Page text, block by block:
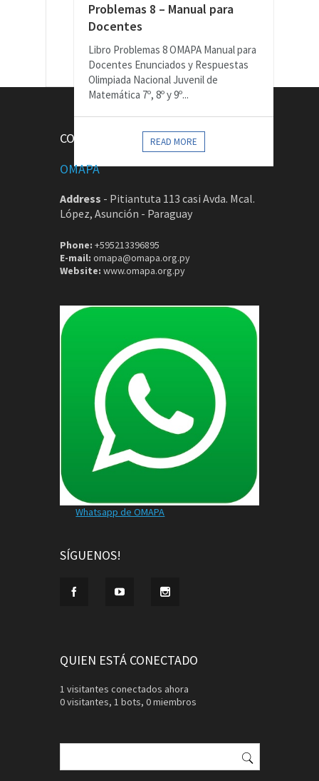
Problemas 8 – Manual para
Docentes
Libro Problemas 8 OMAPA Manual para
Docentes Enunciados y Respuestas
Olimpiada Nacional Juvenil de
Matemática 7º, 8º y 9º...
READ MORE
CONTACTOS
OMAPA
Address - Pitiantuta 113 casi Avda. Mcal.
López, Asunción - Paraguay
Phone: +595213396895
E-mail: omapa@omapa.org.py
Website: www.omapa.org.py
Whatsapp de OMAPA
SÍGUENOS!
QUIEN ESTÁ CONECTADO
1 visitantes conectados ahora
0 visitantes, 1 bots, 0 miembros
Buscar: